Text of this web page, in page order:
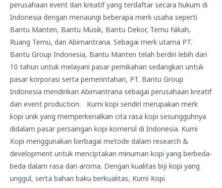
perusahaan event dan kreatif yang terdaftar secara hukum di
Indonesia dengan menaungi beberapa merk usaha seperti
Bantu Manten, Bantu Musik, Bantu Dekor, Temu Nikah,
Ruang Temu, dan Abimantrana. Sebagai merk utama PT.
Bantu Group Indonesia, Bantu Manten telah berdiri lebih dari
10 tahun untuk melayani pasar pernikahan sedangkan untuk
pasar korporasi serta pemerintahan, PT. Bantu Group
Indonesia mendirikan Abimantrana sebagai perusahaan kreatif
dan event production. Kumi kopi sendiri merupakan merk
kopi unik yang memperkenalkan cita rasa kopi sesungguhnya
didalam pasar persaingan kopi komersil di Indonesia. Kumi
Kopi menggunakan berbagai metode dalam research &
development untuk menciptakan minuman kopi yang berbeda-
beda dalam rasa dan aroma. Dengan kualitas biji kopi yang
unggul, serta bahan baku berkualitas, Kumi Kopi